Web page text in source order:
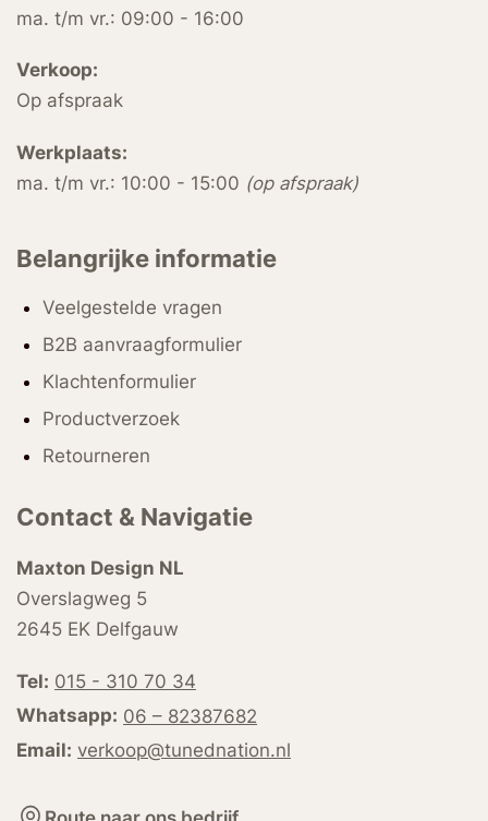
ma. t/m vr.: 09:00 - 16:00
Verkoop:
Op afspraak
Werkplaats:
ma. t/m vr.: 10:00 - 15:00 (op afspraak)
Belangrijke informatie
Veelgestelde vragen
B2B aanvraagformulier
Klachtenformulier
Productverzoek
Retourneren
Contact & Navigatie
Maxton Design NL
Overslagweg 5
2645 EK Delfgauw
Tel: 015 - 310 70 34
Whatsapp: 06 – 82387682
Email: verkoop@tunednation.nl